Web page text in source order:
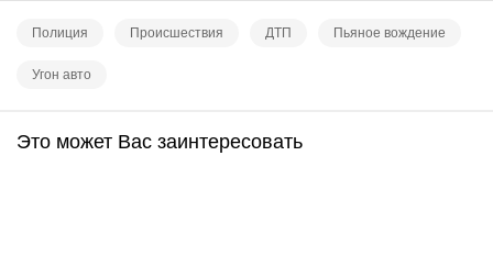
Полиция Происшествия ДТП Пьяное вождение
Угон авто
Это может Вас заинтересовать